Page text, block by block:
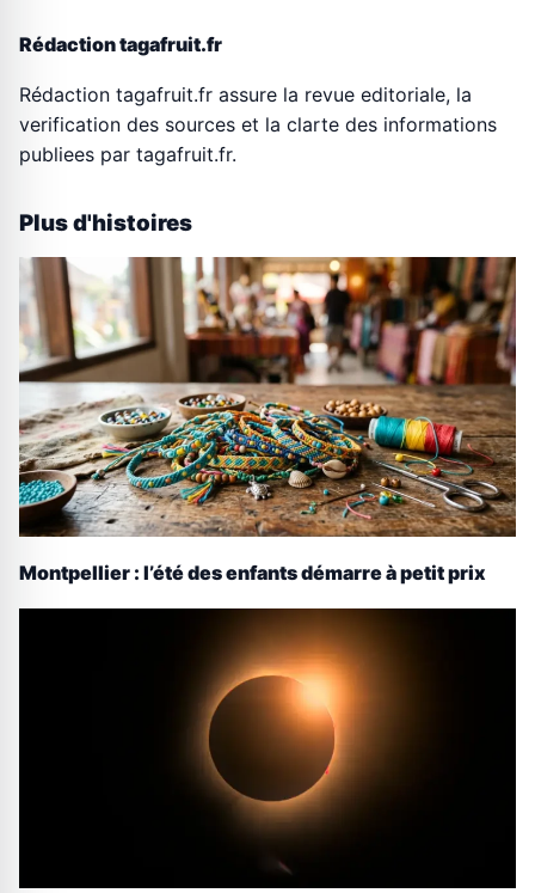
Rédaction tagafruit.fr
Rédaction tagafruit.fr assure la revue editoriale, la
verification des sources et la clarte des informations
publiees par tagafruit.fr.
Plus d'histoires
Montpellier : l’été des enfants démarre à petit prix